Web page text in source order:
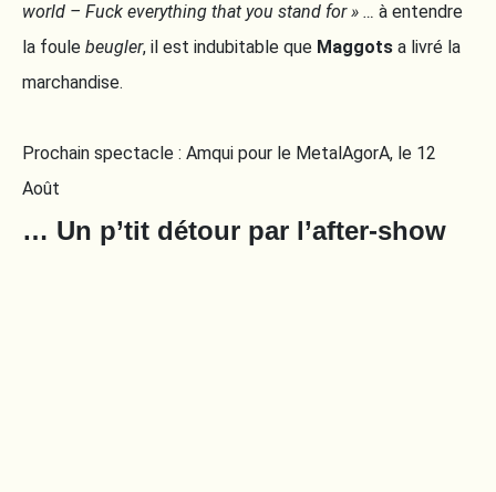
world – Fuck everything that you stand for » … à entendre
la foule beugler, il est indubitable que Maggots a livré la
marchandise.
Prochain spectacle : Amqui pour le MetalAgorA, le 12
Août
… Un p’tit détour par l’after-show